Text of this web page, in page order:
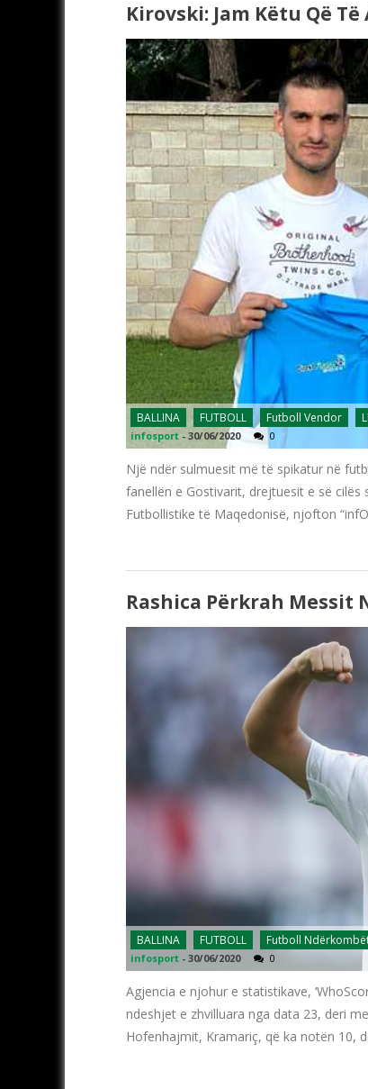
Kirovski: Jam Këtu Që
BALLINA FUTBOLL Futboll Vendor
infosport - 30/06/2020 0
Një ndër sulmuesit më të spikatur në
fanellën e Gostivarit, drejtuesit e së
Futbollistike të Maqedonisë, njofton
Rashica Përkrah Messit
BALLINA FUTBOLL Futboll
infosport - 30/06/2020 0
Agjencia e njohur e statistikave,
ndeshjet e zhvilluara nga data 23, deri
Hofenhajmit, Kramariç, që ka notën 10,